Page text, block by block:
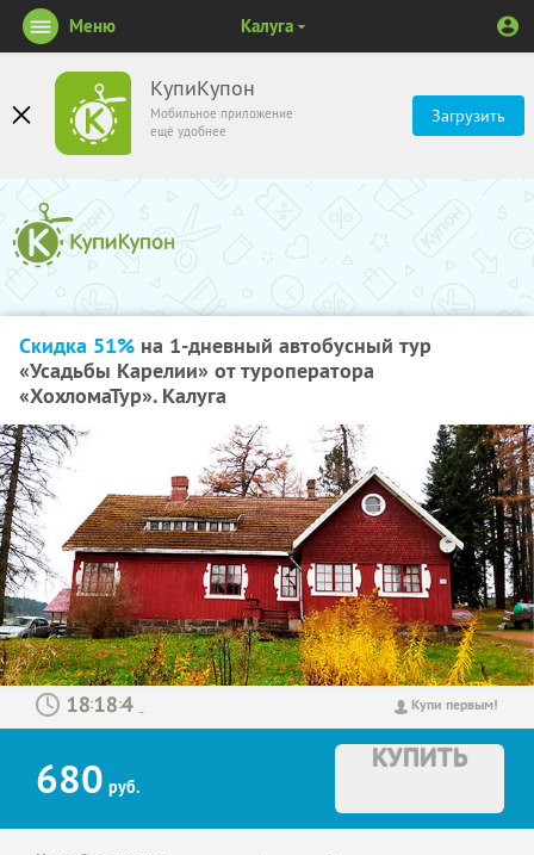
КупиКупон
Мобильное приложение
ещё удобнее
Загрузить
Меню Калуга
Скидка 51% на 1-дневный автобусный тур
«Усадьбы Карелии» от туроператора
«ХохломаТур». Калуга
Купи первым!
: :
680 руб.
КУПИТЬ